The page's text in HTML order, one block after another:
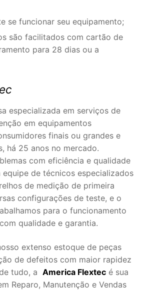
se funcionar seu equipamento;
são facilitados com cartão de
para 28 dias ou a
especializada em serviços de
em equipamentos
finais ou grandes e
há 25 anos no mercado.
com eficiência e qualidade
de técnicos especializados
de medição de primeira
configurações de teste, e o
para o funcionamento
qualidade e garantia.
extenso estoque de peças
de defeitos com maior rapidez
tudo, a America Flextec é sua
Reparo, Manutenção e Vendas